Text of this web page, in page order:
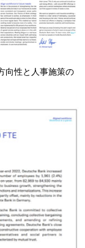
向性と人事施策の